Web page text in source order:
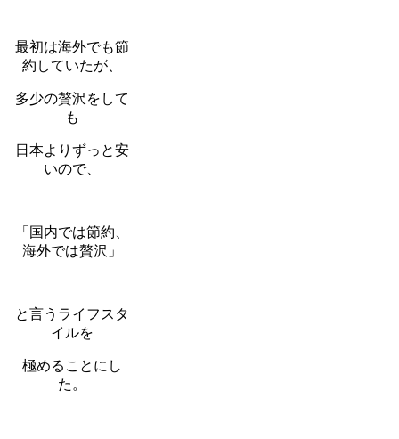
最初は海外でも節
約していたが、
多少の贅沢をして
も
日本よりずっと安
いので、
「国内では節約、
海外では贅沢」
と言うライフスタ
イルを
極めることにし
た。